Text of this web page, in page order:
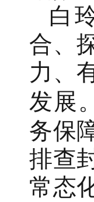
白
合、
力、
发展
务保
排查
常态